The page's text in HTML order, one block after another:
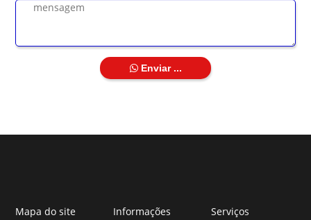
Enviar ...
Mapa do site
Informações
Serviços